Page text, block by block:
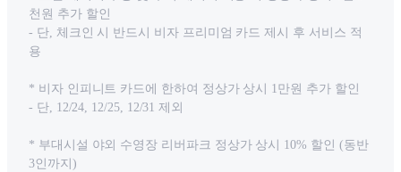
천원 추가 할인
- 단, 체크인 시 반드시 비자 프리미엄 카드 제시 후 서비스 적
용
* 비자 인피니트 카드에 한하여 정상가 상시 1만원 추가 할인
- 단, 12/24, 12/25, 12/31 제외
* 부대시설 야외 수영장 리버파크 정상가 상시 10% 할인 (동반
3인까지)